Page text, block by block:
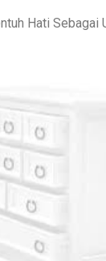
Hati Sebagai